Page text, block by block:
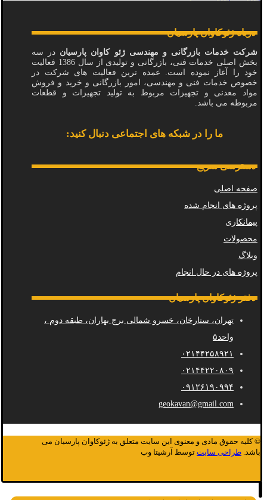
درباه ژئوکاوان پارسیان
شرکت خدمات بازرگانی و مهندسی ژئو کاوان پارسیان در سه
بخش اصلی خدمات فنی، بازرگانی و تولیدی از سال 1386 فعالیت
خود را آغاز نموده است. عمده ترین فعالیت های شرکت در
خصوص خدمات فنی و مهندسی، امور بازرگانی و خرید و فروش
مواد معدنی و تجهیزات مربوط به تولید تجهیزات و قطعات
مربوطه می باشد.
ما را در شبکه های اجتماعی دنبال کنید:
دسترسی سریع
صفحه اصلی
پروژه های انجام شده
پیمانکاری
محصولات
وبلاگ
پروژه های در حال انجام
دفتر ژئوکاوان پارسیان
تهران، ستارخان، خسرو شمالی برج بهاران، طبقه دوم ،
واحد۵
۰۲۱۴۴۲۵۸۹۲۱
۰۲۱۴۴۲۲۰۸۰۹
۰۹۱۲۶۱۹۰۹۹۴
geokavan@gmail.com
© کلیه حقوق مادی و معنوی این سایت متعلق به ژئوکاوان پارسیان می
باشد. طراحی سایت توسط آرشیتا وب